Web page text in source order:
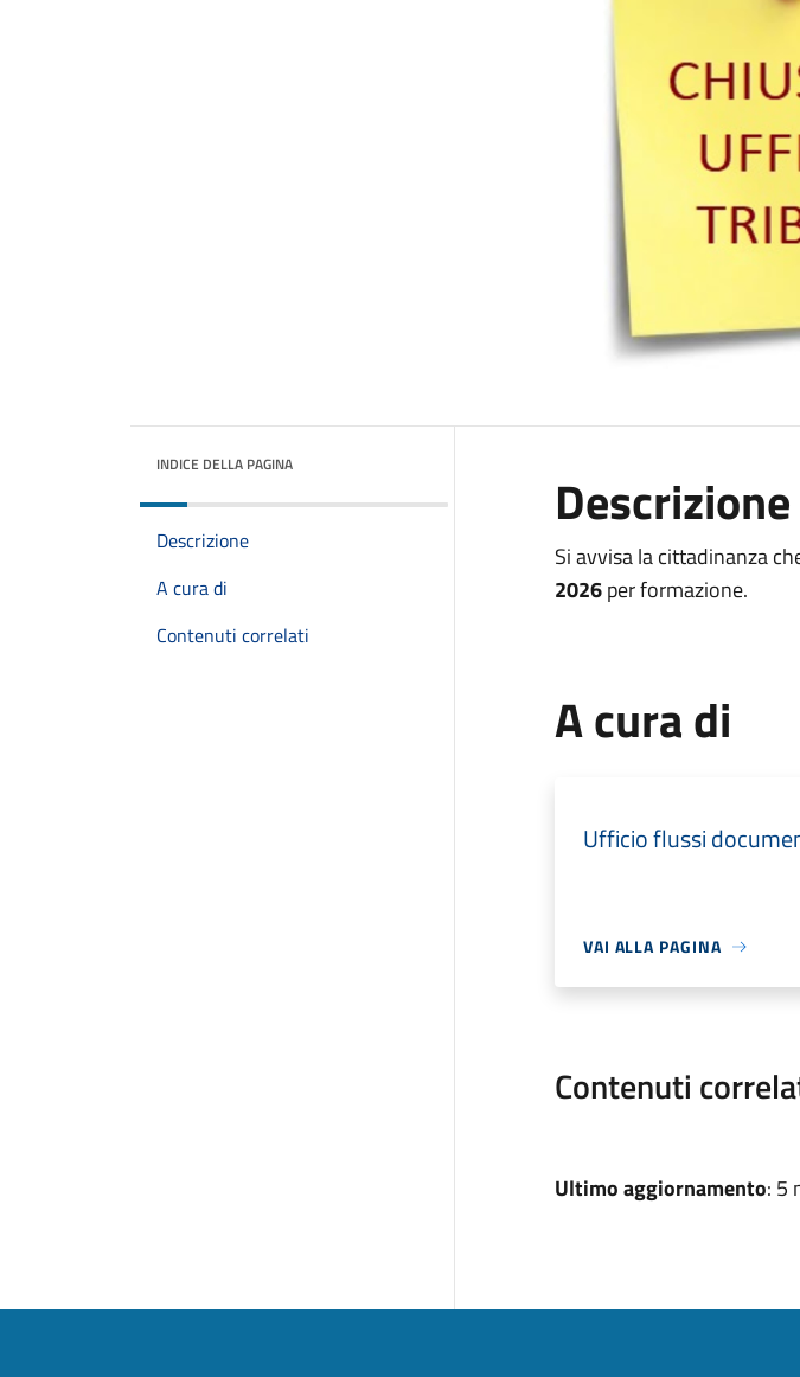
INDICE DELLA PAGINA
Descrizione
A cura di
Contenuti correlati
Descrizione
Si avvisa la cittadinanza
2026per formazione.
A cura di
Ufficio flussi
VAI ALLA PAGINA
Contenuti
Ultimo aggiornamento: 5